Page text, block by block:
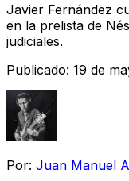
Javier Fernández
en la prelista de
judiciales.
Publicado: 19 de
Por: Juan Manuel